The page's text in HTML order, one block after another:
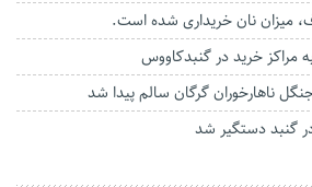
میزان نان خریداری شده است.
در گنبد دستگیر شد